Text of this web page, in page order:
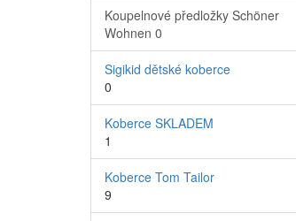
Koupelnové předložky Schöner
Wohnen 0
Sigikid dětské koberce
0
Koberce SKLADEM
1
Koberce Tom Tailor
9